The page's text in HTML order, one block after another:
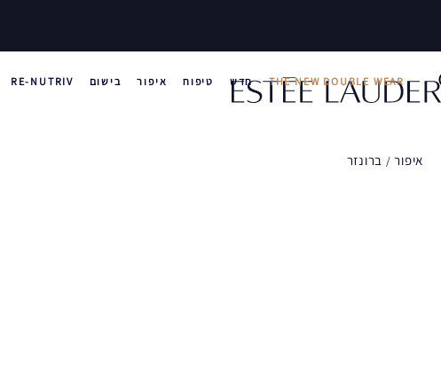
THE NEW DOUBLE WEAR חדש טיפוח איפור בישום RE-NUTRIV
איפור ברונזר